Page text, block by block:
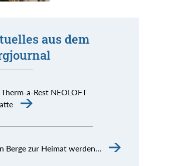
aus dem
Therm-a-Rest NEOLOFT
Berge zur Heimat werden…